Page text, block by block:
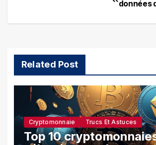
de
données
Related Post
Cryptomonnaie Trucs Et Astuces
Top 10